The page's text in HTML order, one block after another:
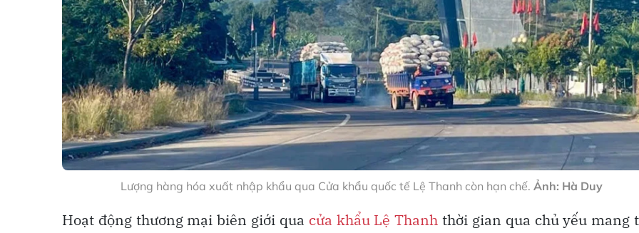
Lượng hàng hóa xuất nhập khẩu qua Cửa khẩu quốc tế Lệ Thanh còn hạn chế. Ảnh: Hà Duy
Hoạt động thương mại biên giới qua cửa khẩu Lệ Thanh thời gian qua chủ yếu mang